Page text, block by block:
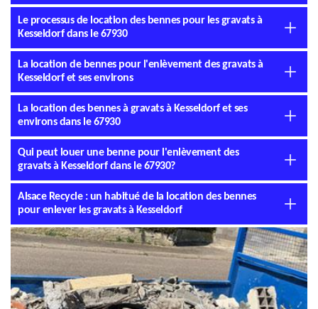
Le processus de location des bennes pour les gravats à
Kesseldorf dans le 67930
La location de bennes pour l'enlèvement des gravats à
Kesseldorf et ses environs
La location des bennes à gravats à Kesseldorf et ses
environs dans le 67930
Qui peut louer une benne pour l'enlèvement des
gravats à Kesseldorf dans le 67930?
Alsace Recycle : un habitué de la location des bennes
pour enlever les gravats à Kesseldorf